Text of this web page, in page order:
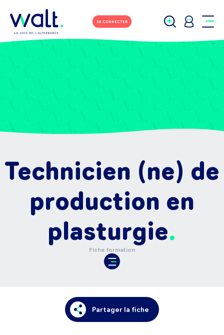
SE CONNECTER
Technicien (ne) de
production en
plasturgie
Fiche formation
Partager la fiche